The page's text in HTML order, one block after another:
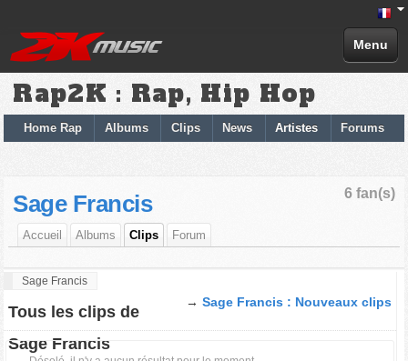
Menu
Rap2K : Rap, Hip Hop
Home Rap Albums Clips News Artistes Forums
6 fan(s)
Sage Francis
Accueil Albums Clips Forum
Sage Francis
→ Sage Francis : Nouveaux clips
Tous les clips de
Sage Francis